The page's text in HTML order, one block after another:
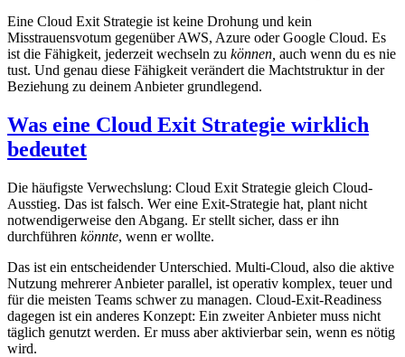
Eine Cloud Exit Strategie ist keine Drohung und kein
Misstrauensvotum gegenüber AWS, Azure oder Google Cloud. Es
ist die Fähigkeit, jederzeit wechseln zu können, auch wenn du es nie
tust. Und genau diese Fähigkeit verändert die Machtstruktur in der
Beziehung zu deinem Anbieter grundlegend.
Was eine Cloud Exit Strategie wirklich
bedeutet
Die häufigste Verwechslung: Cloud Exit Strategie gleich Cloud-
Ausstieg. Das ist falsch. Wer eine Exit-Strategie hat, plant nicht
notwendigerweise den Abgang. Er stellt sicher, dass er ihn
durchführen könnte, wenn er wollte.
Das ist ein entscheidender Unterschied. Multi-Cloud, also die aktive
Nutzung mehrerer Anbieter parallel, ist operativ komplex, teuer und
für die meisten Teams schwer zu managen. Cloud-Exit-Readiness
dagegen ist ein anderes Konzept: Ein zweiter Anbieter muss nicht
täglich genutzt werden. Er muss aber aktivierbar sein, wenn es nötig
wird.